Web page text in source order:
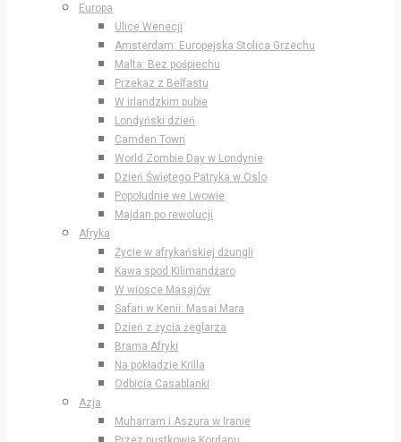
Europa
Ulice Wenecji
Amsterdam: Europejska Stolica Grzechu
Malta: Bez pośpiechu
Przekaz z Belfastu
W irlandzkim pubie
Londyński dzień
Camden Town
World Zombie Day w Londynie
Dzień Świętego Patryka w Oslo
Popołudnie we Lwowie
Majdan po rewolucji
Afryka
Życie w afrykańskiej dżungli
Kawa spod Kilimandżaro
W wiosce Masajów
Safari w Kenii: Masai Mara
Dzień z życia żeglarza
Brama Afryki
Na pokładzie Krilla
Odbicia Casablanki
Azja
Muharram i Aszura w Iranie